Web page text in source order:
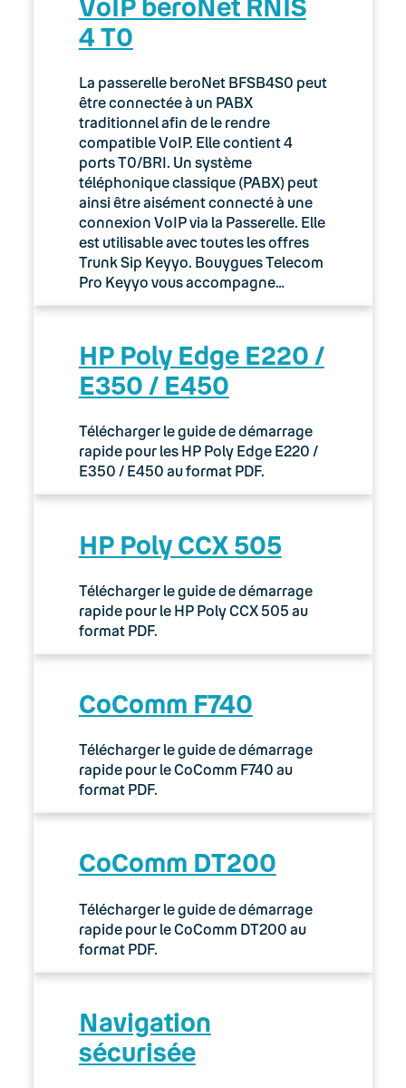
06. Cybersécurité
Keyyo Connect
Keyyo Visio
4 T0
La passerelle beroNet BFSB4S0 peut
être connectée à un PABX
traditionnel afin de le rendre
compatible VoIP. Elle contient 4
ports T0/BRI. Un système
téléphonique classique (PABX) peut
ainsi être aisément connecté à une
connexion VoIP via la Passerelle. Elle
est utilisable avec toutes les offres
Trunk Sip Keyyo. Bouygues Telecom
Pro Keyyo vous accompagne…
HP Poly Edge E220 /
E350 / E450
Télécharger le guide de démarrage
rapide pour les HP Poly Edge E220 /
E350 / E450 au format PDF.
HP Poly CCX 505
Télécharger le guide de démarrage
rapide pour le HP Poly CCX 505 au
format PDF.
CoComm F740
Télécharger le guide de démarrage
rapide pour le CoComm F740 au
format PDF.
CoComm DT200
Télécharger le guide de démarrage
rapide pour le CoComm DT200 au
format PDF.
Navigation
sécurisée